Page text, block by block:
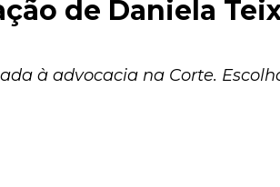
de Daniela
à advocacia na Corte.